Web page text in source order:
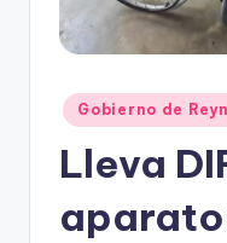
Publicado
en
Gobierno de
Lleva